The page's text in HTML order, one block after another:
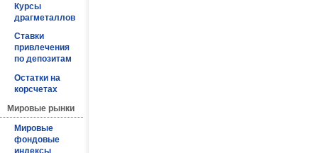
Курсы
драгметаллов
Ставки
привлечения
по депозитам
Остатки на
корсчетах
Мировые рынки
Мировые
фондовые
индексы